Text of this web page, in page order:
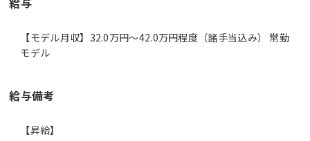
【モデル月収】32.0万円〜42.0万円程度（諸手当込み） 常勤
モデル
給与備考
【昇給】